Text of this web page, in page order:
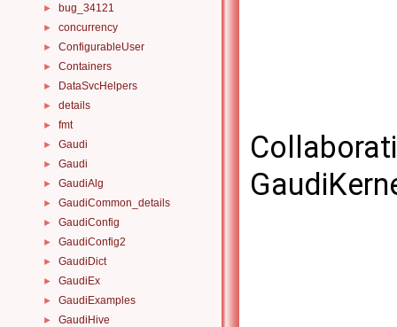
► bug_34121
► concurrency
► ConfigurableUser
► Containers
► DataSvcHelpers
► details
► fmt
► Gaudi
► Gaudi
► GaudiAlg
► GaudiCommon_details
► GaudiConfig
► GaudiConfig2
► GaudiDict
► GaudiEx
► GaudiExamples
► GaudiHive